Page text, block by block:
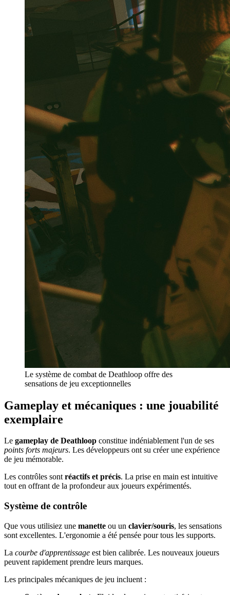
Le système de combat de Deathloop offre des
sensations de jeu exceptionnelles
Gameplay et mécaniques : une jouabilité
exemplaire
Le gameplay de Deathloop constitue indéniablement l'un de ses
points forts majeurs. Les développeurs ont su créer une expérience
de jeu mémorable.
Les contrôles sontréactifs et précis. La prise en main est intuitive
tout en offrant de la profondeur aux joueurs expérimentés.
Système de contrôle
Que vous utilisiez une manette ou un clavier/souris, les sensations
sont excellentes. L'ergonomie a été pensée pour tous les supports.
La courbe d'apprentissage est bien calibrée. Les nouveaux joueurs
peuvent rapidement prendre leurs marques.
Les principales mécaniques de jeu incluent :